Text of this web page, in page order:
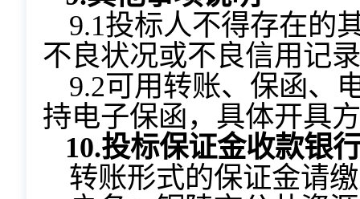
9.1投标人不得存在的
不良状况或不良信用记
9.2可用转账、保函、
持电子保函，具体开具
10.投标保证金收款银
转账形式的保证金请